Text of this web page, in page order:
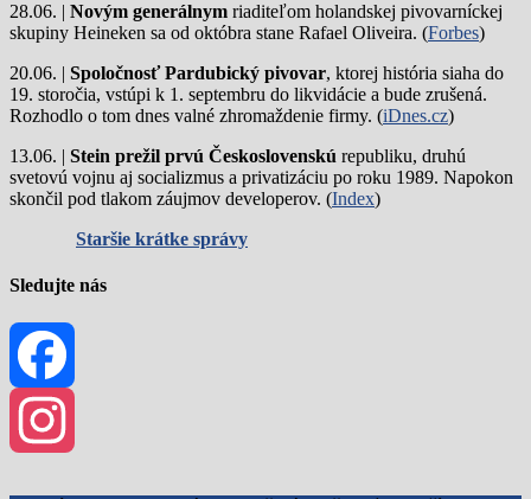
28.06. | Novým generálnym riaditeľom holandskej pivovarníckej
skupiny Heineken sa od októbra stane Rafael Oliveira. (Forbes)
20.06. | Spoločnosť Pardubický pivovar, ktorej história siaha do
19. storočia, vstúpi k 1. septembru do likvidácie a bude zrušená.
Rozhodlo o tom dnes valné zhromaždenie firmy. (iDnes.cz)
13.06. | Stein prežil prvú Československú republiku, druhú
svetovú vojnu aj socializmus a privatizáciu po roku 1989. Napokon
skončil pod tlakom záujmov developerov. (Index)
Staršie krátke správy
Sledujte nás
Facebook